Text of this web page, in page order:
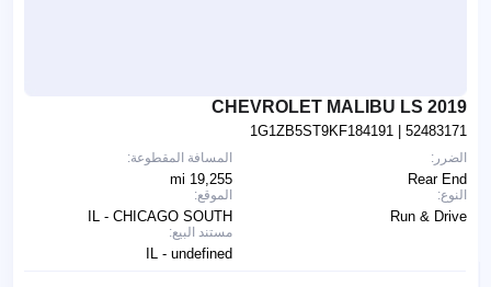
2019 CHEVROLET MALIBU LS
1G1ZB5ST9KF184191 | 52483171
المسافة المقطوعة:
19,255 mi
الموقع:
IL - CHICAGO SOUTH
مستند البيع:
IL - undefined
الضرر:
Rear End
النوع:
Run & Drive